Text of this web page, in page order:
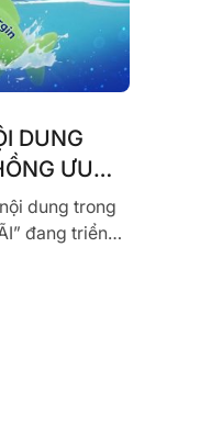
DUNG
ƯU
dung trong
đang triển